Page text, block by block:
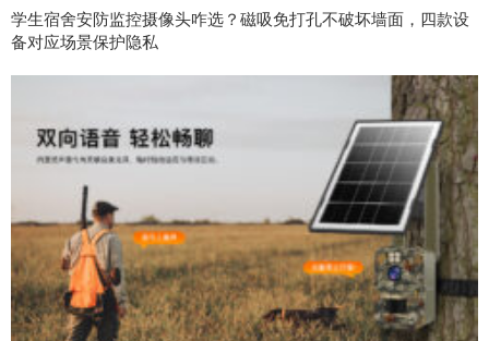
学生宿舍安防监控摄像头咋选？磁吸免打孔不破坏墙面，四款设
备对应场景保护隐私